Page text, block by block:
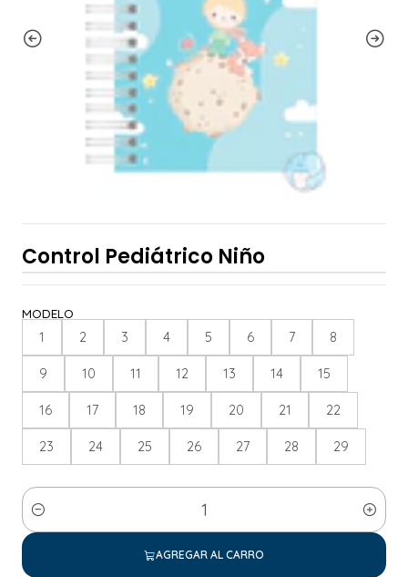
Control Pediátrico Niño
MODELO
1 2 3 4 5 6 7 8
9 10 11 12 13 14 15
16 17 18 19 20 21 22
23 24 25 26 27 28 29
Cantidad
AGREGAR AL CARRO